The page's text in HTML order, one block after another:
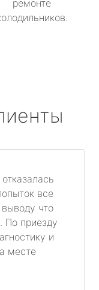
ремонте
все
что
По приезду
и
месте